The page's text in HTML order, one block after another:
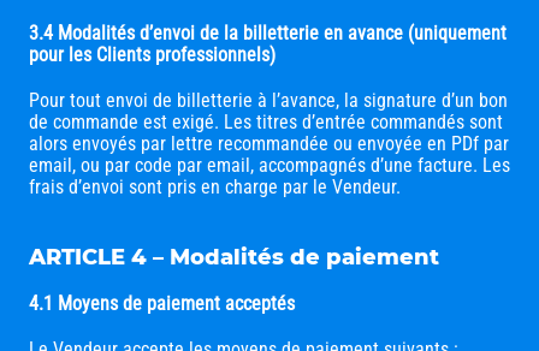
3.4 Modalités d’envoi de la billetterie en avance (uniquement
pour les Clients professionnels)
Pour tout envoi de billetterie à l’avance, la signature d’un bon
de commande est exigé. Les titres d’entrée commandés sont
alors envoyés par lettre recommandée ou envoyée en PDf par
email, ou par code par email, accompagnés d’une facture. Les
frais d’envoi sont pris en charge par le Vendeur.
ARTICLE 4 – Modalités de paiement
4.1 Moyens de paiement acceptés